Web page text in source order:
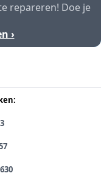
repareren! Doe je
›